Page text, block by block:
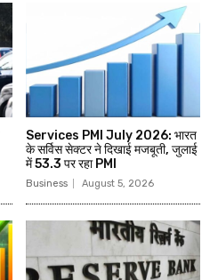
Services PMI July 2026: भारत
के सर्विस सेक्टर ने दिखाई मजबूती, जुलाई
में 53.3 पर रहा PMI
Business August 5, 2026